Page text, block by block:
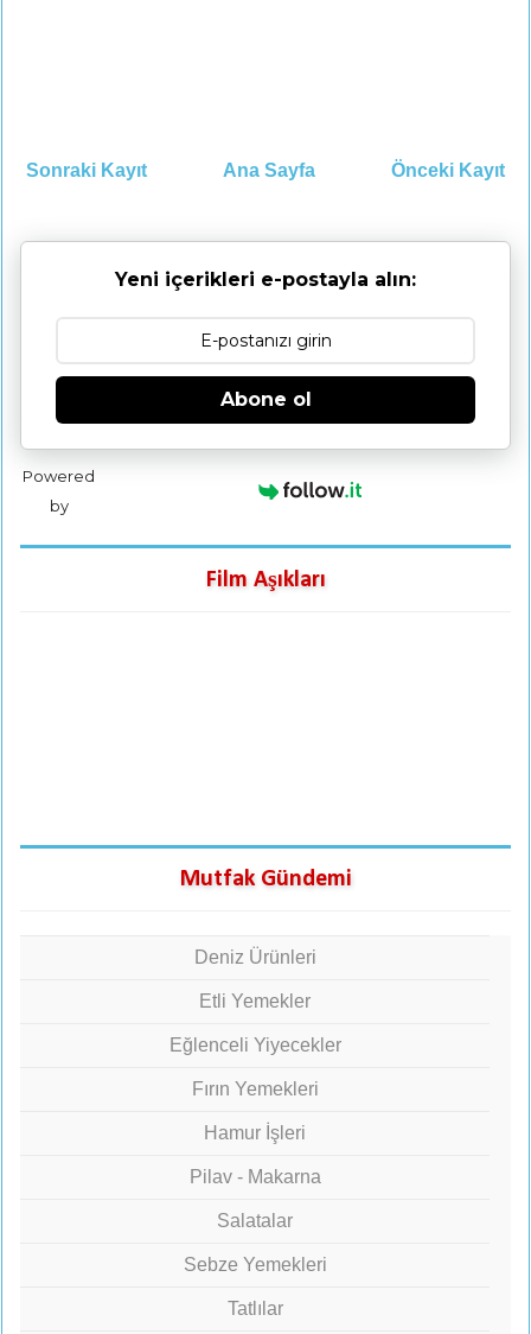
Sonraki Kayıt Önceki Kayıt
Ana Sayfa
Yeni içerikleri e-postayla alın:
Abone ol
Powered
by
Film Aşıkları
Mutfak Gündemi
Deniz Ürünleri
Etli Yemekler
Eğlenceli Yiyecekler
Fırın Yemekleri
Hamur İşleri
Pilav - Makarna
Salatalar
Sebze Yemekleri
Tatlılar